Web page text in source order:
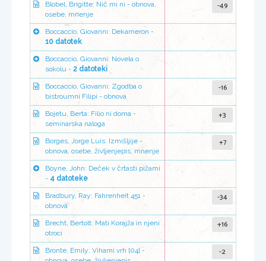
Blobel, Brigitte: Nič mi ni - obnova,
osebe, mnenje
-49
Boccaccio, Giovanni: Dekameron -
10 datotek
Boccaccio, Giovanni: Novela o
sokolu - 2 datoteki
Boccaccio, Giovanni: Zgodba o
bistroumni Filipi - obnova
-16
Bojetu, Berta: Filio ni doma -
seminarska naloga
+3
Borges, Jorge Luis: Izmišljije -
obnova, osebe, življenjepis, mnenje
+7
Boyne, John: Deček v črtasti pižami
- 4 datoteke
Bradbury, Ray: Fahrenheit 451 -
obnova
-34
Brecht, Bertolt: Mati Korajža in njeni
otroci
+16
Bronte, Emily: Viharni vrh [04] -
-2